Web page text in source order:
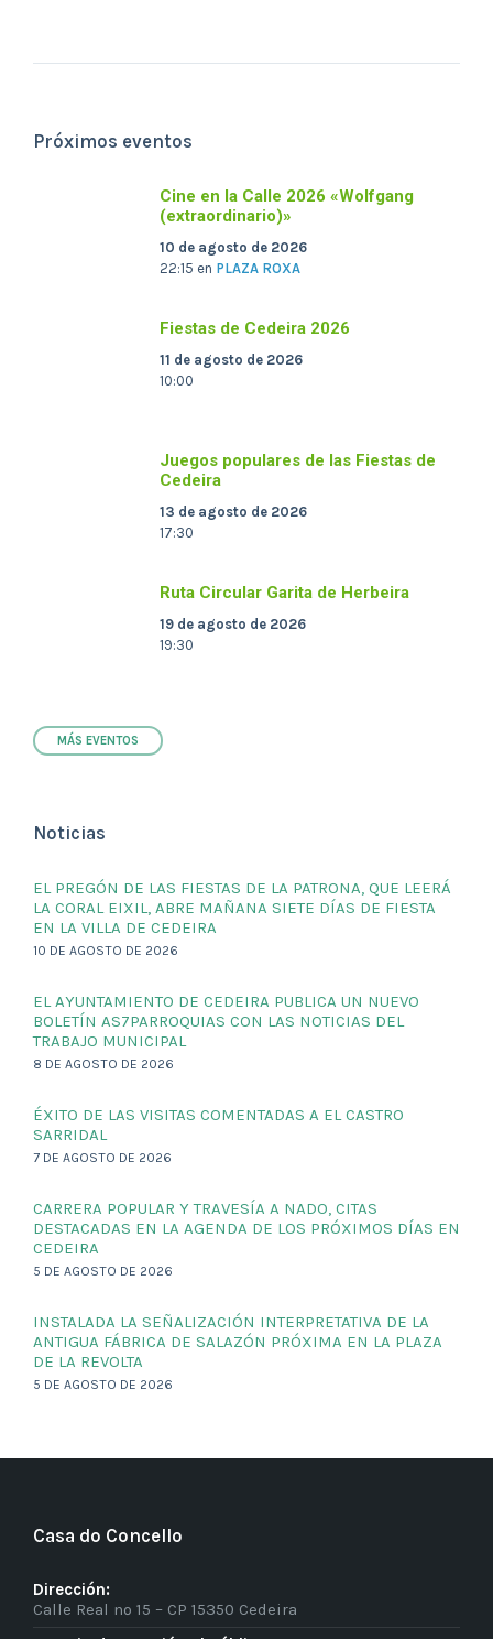
Próximos eventos
Cine en la Calle 2026 «Wolfgang
(extraordinario)»
10 de agosto de 2026
22:15 en PLAZA ROXA
Fiestas de Cedeira 2026
11 de agosto de 2026
10:00
Juegos populares de las Fiestas de
Cedeira
13 de agosto de 2026
17:30
Ruta Circular Garita de Herbeira
19 de agosto de 2026
19:30
MÁS EVENTOS
Noticias
EL PREGÓN DE LAS FIESTAS DE LA PATRONA, QUE LEERÁ
LA CORAL EIXIL, ABRE MAÑANA SIETE DÍAS DE FIESTA
EN LA VILLA DE CEDEIRA
10 DE AGOSTO DE 2026
EL AYUNTAMIENTO DE CEDEIRA PUBLICA UN NUEVO
BOLETÍN AS7PARROQUIAS CON LAS NOTICIAS DEL
TRABAJO MUNICIPAL
8 DE AGOSTO DE 2026
ÉXITO DE LAS VISITAS COMENTADAS A EL CASTRO
SARRIDAL
7 DE AGOSTO DE 2026
CARRERA POPULAR Y TRAVESÍA A NADO, CITAS
DESTACADAS EN LA AGENDA DE LOS PRÓXIMOS DÍAS EN
CEDEIRA
5 DE AGOSTO DE 2026
INSTALADA LA SEÑALIZACIÓN INTERPRETATIVA DE LA
ANTIGUA FÁBRICA DE SALAZÓN PRÓXIMA EN LA PLAZA
DE LA REVOLTA
5 DE AGOSTO DE 2026
Casa do Concello
Dirección:
Calle Real nº 15 – CP 15350 Cedeira